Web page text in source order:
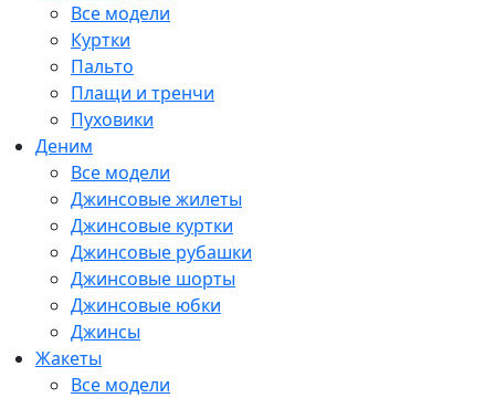
Все модели
Куртки
Пальто
Плащи и тренчи
Пуховики
Деним
Все модели
Джинсовые жилеты
Джинсовые куртки
Джинсовые рубашки
Джинсовые шорты
Джинсовые юбки
Джинсы
Жакеты
Все модели